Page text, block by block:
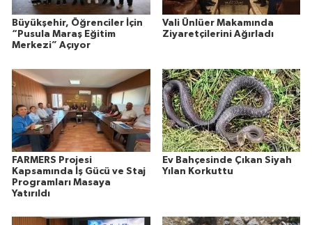
Büyükşehir, Öğrenciler İçin
“Pusula Maraş Eğitim
Merkezi” Açıyor
Vali Ünlüer Makamında
Ziyaretçilerini Ağırladı
FARMERS Projesi
Kapsamında İş Gücü ve Staj
Programları Masaya
Yatırıldı
Ev Bahçesinde Çıkan Siyah
Yılan Korkuttu